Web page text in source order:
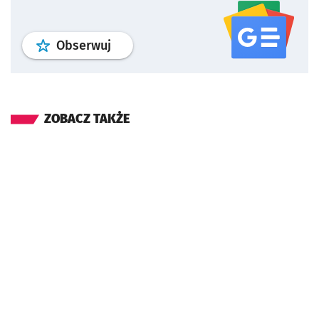
Obserwuj profil serwisu
ZOBACZ TAKŻE